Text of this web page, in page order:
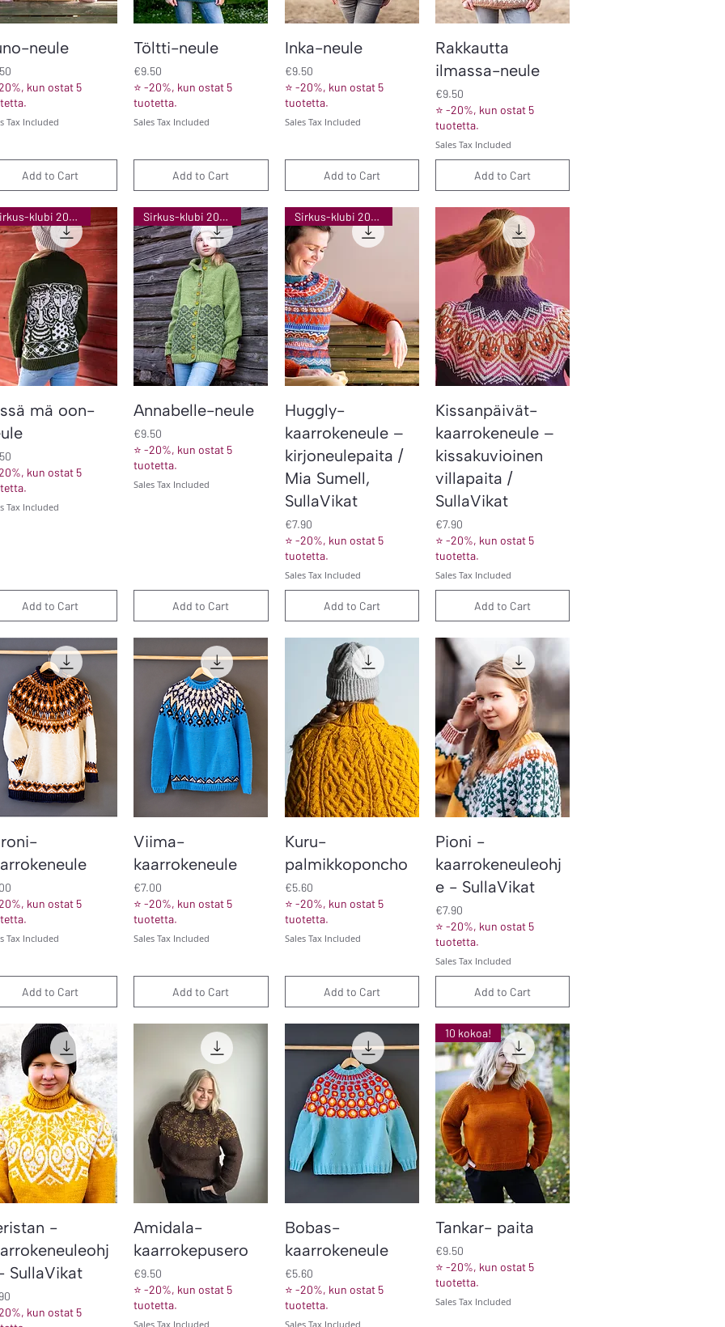
Quick View
neule
kun ostat 5
Tax Included
Add to Cart
Quick View
Töltti-neule
Price
€9.50
⭐ -20%, kun ostat 5
tuotetta.
Sales Tax Included
Add to Cart
Quick View
Inka-neule
Price
€9.50
⭐ -20%, kun ostat 5
tuotetta.
Sales Tax Included
Add to Cart
Quick View
Rakkautta
ilmassa-neule
Price
€9.50
⭐ -20%, kun ostat 5
tuotetta.
Sales Tax Included
Add to Cart
Quick View
Sirkus-klubi 2025
mä oon-
kun ostat 5
Tax Included
Add to Cart
Quick View
Sirkus-klubi 2025
Annabelle-neule
Price
€9.50
⭐ -20%, kun ostat 5
tuotetta.
Sales Tax Included
Add to Cart
Quick View
Sirkus-klubi 2025
Huggly-
kaarrokeneule –
kirjoneulepaita /
Mia Sumell,
SullaVikat
Price
€7.90
⭐ -20%, kun ostat 5
tuotetta.
Sales Tax Included
Add to Cart
Quick View
Kissanpäivät-
kaarrokeneule –
kissa­kuvioinen
villapaita /
SullaVikat
Price
€7.90
⭐ -20%, kun ostat 5
tuotetta.
Sales Tax Included
Add to Cart
Quick View
kun ostat 5
Tax Included
Add to Cart
Quick View
Viima-
kaarrokeneule
Price
€7.00
⭐ -20%, kun ostat 5
tuotetta.
Sales Tax Included
Add to Cart
Kuru-
palmikkoponcho
Price
€5.60
⭐ -20%, kun ostat 5
tuotetta.
Sales Tax Included
Add to Cart
Pioni -
kaarrokeneuleohj
e - SullaVikat
Price
€7.90
⭐ -20%, kun ostat 5
tuotetta.
Sales Tax Included
Add to Cart
Quick View
-
SullaVikat
kun ostat 5
Quick View
Amidala-
kaarrokepusero
Price
€9.50
⭐ -20%, kun ostat 5
tuotetta.
Sales Tax Included
Quick View
Bobas-
kaarrokeneule
Price
€5.60
⭐ -20%, kun ostat 5
tuotetta.
Sales Tax Included
Quick View
10 kokoa!
Tankar- paita
Price
€9.50
⭐ -20%, kun ostat 5
tuotetta.
Sales Tax Included